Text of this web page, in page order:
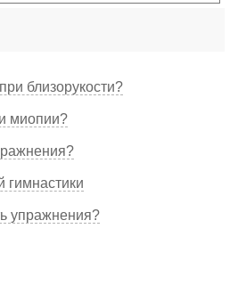
близорукости?
миопии?
упражнения?